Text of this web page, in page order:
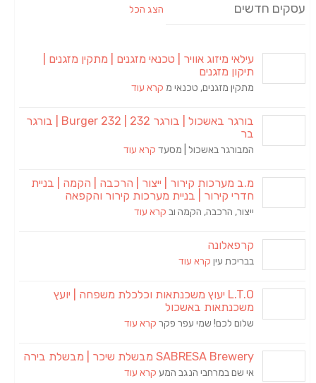
עסקים חדשים הצג הכל
עילאי מיזוג אוויר | טכנאי מזגנים | מתקין מזגנים |
תיקון מזגנים
מתקין מזגנים, טכנאי מ קרא עוד
בורגר באשכול | בורגר 232 | Burger 232 | בורגר
בר
המבורגר באשכול | מסעד קרא עוד
מ.ב מערכות קירור | ייצור | הרכבה | הקמה | בניית
חדרי קירור | בניית מערכות קירור והקפאה
ייצור, הרכבה, הקמה וב קרא עוד
קרפאלונה
בבריכת עין קרא עוד
L.T.O יעוץ משכנתאות וכלכלת משפחה | יועץ
משכנתאות באשכול
שלום לכם! שמי עפר פקר קרא עוד
SABRESA Brewery מבשלת שיכר | מבשלת בירה
אי שם במרחבי הנגב המע קרא עוד